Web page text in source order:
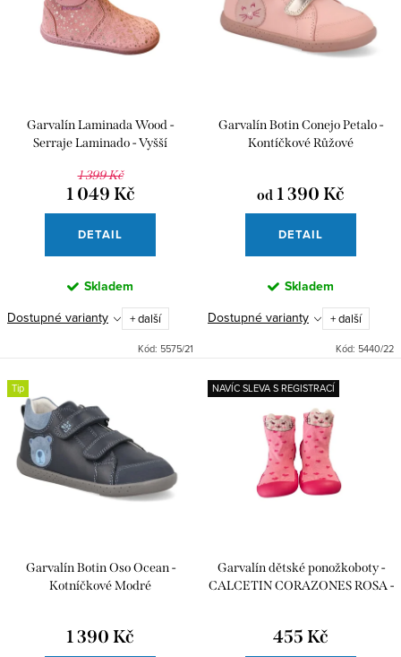
Abecedně
Garvalín Laminada Wood -
Serraje Laminado - Vyšší
1 399 Kč
1 049 Kč
DETAIL
Skladem
Dostupné varianty
+ další
Kód: 5575/21
Garvalín Botin Conejo Petalo -
Kontíčkové Růžové
od 1 390 Kč
DETAIL
Skladem
Dostupné varianty
+ další
Kód: 5440/22
Tip
Garvalín Botin Oso Ocean -
Kotníčkové Modré
1 390 Kč
NAVÍC SLEVA S REGISTRACÍ
Garvalín dětské ponožkoboty -
CALCETIN CORAZONES ROSA -
455 Kč